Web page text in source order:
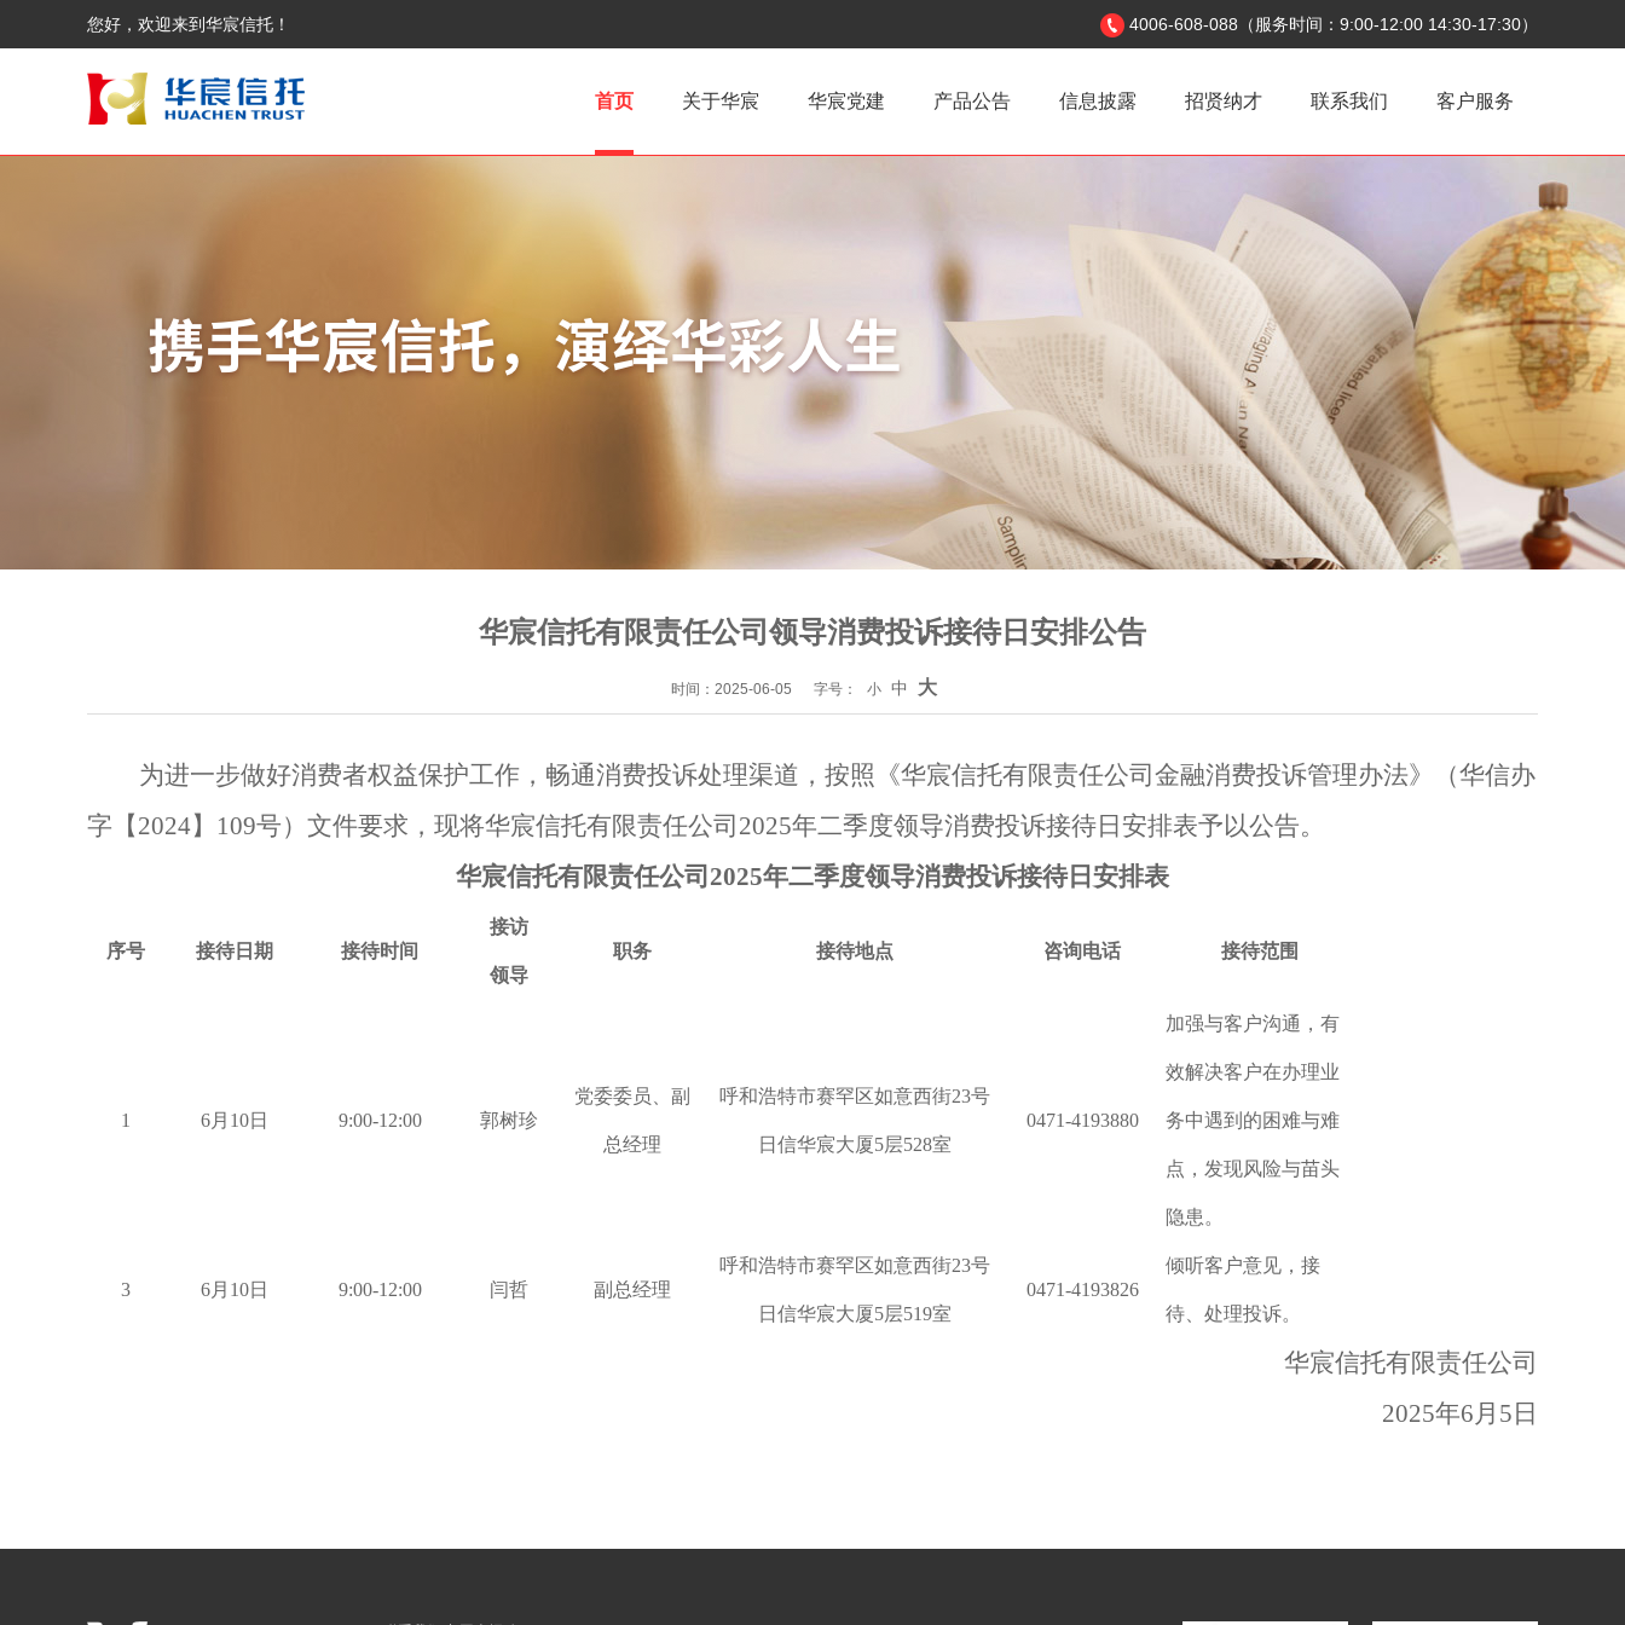
您好，欢迎来到华宸信托！ 4006-608-088（服务时间：9:00-12:00 14:30-17:30）
首页 关于华宸 华宸党建 产品公告 信息披露 招贤纳才 联系我们 客户服务
华宸信托有限责任公司领导消费投诉接待日安排公告
时间：2025-06-05 字号： 小 中 大
为进一步做好消费者权益保护工作，畅通消费投诉处理渠道，按照《华宸信托有限责任公司金融消费投诉管理办法》（华信办
字【2024】109号）文件要求，现将华宸信托有限责任公司 2025年二季度领导消费投诉接待日安排表予以公告。
华宸信托有限责任公司 2025年二季度领导消费投诉接待日安排表
序号 接待日期 接待时间
接访
领导
职务 接待地点 咨询电话 接待范围
1 6月10日 9:00-12:00 郭树珍
党委委员、副
总经理
呼和浩特市赛罕区如意西街23号
日信华宸大厦5层528室
0471-4193880
加强与客户沟通，有
效解决客户在办理业
务中遇到的困难与难
点，发现风险与苗头
隐患。
3 6月10日 9:00-12:00 闫哲 副总经理
呼和浩特市赛罕区如意西街23号
日信华宸大厦5层519室
0471-4193826
倾听客户意见，接
待、处理投诉。
华宸信托有限责任公司
2025年6月5日